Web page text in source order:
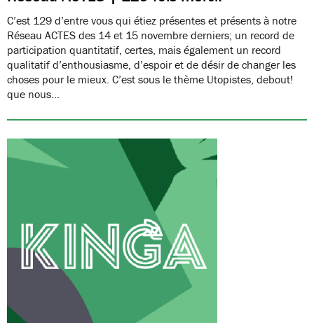
C’est 129 d’entre vous qui étiez présentes et présents à notre
Réseau ACTES des 14 et 15 novembre derniers; un record de
participation quantitatif, certes, mais également un record
qualitatif d’enthousiasme, d’espoir et de désir de changer les
choses pour le mieux. C’est sous le thème Utopistes, debout!
que nous…